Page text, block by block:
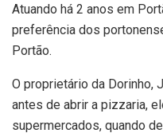
Atuando há 2 anos em
preferência dos
Portão.
O proprietário da Dorinho,
antes de abrir a pizzaria,
supermercados, quando